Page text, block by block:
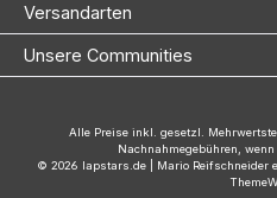
Versandarten
Unsere Communities
Alle Preise inkl. gesetzl.
Nachnahmegebühren,
© 2026 lapstars.de | Mario Reifschneider